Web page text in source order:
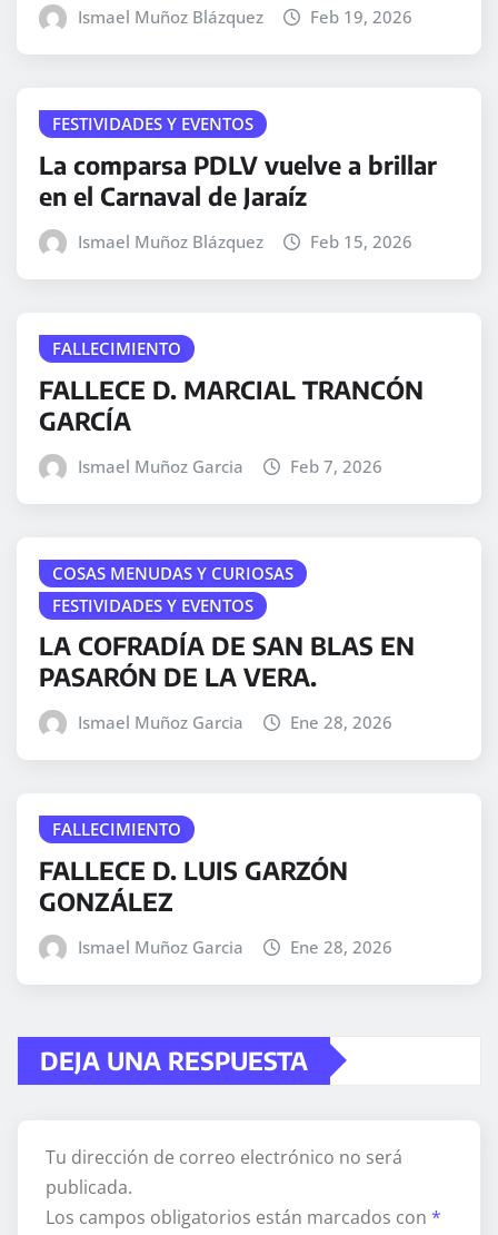
Ismael Muñoz Blázquez Feb 19, 2026
FESTIVIDADES Y EVENTOS
La comparsa PDLV vuelve a brillar
en el Carnaval de Jaraíz
Ismael Muñoz Blázquez Feb 15, 2026
FALLECIMIENTO
FALLECE D. MARCIAL TRANCÓN
GARCÍA
Ismael Muñoz Garcia Feb 7, 2026
COSAS MENUDAS Y CURIOSAS
FESTIVIDADES Y EVENTOS
LA COFRADÍA DE SAN BLAS EN
PASARÓN DE LA VERA.
Ismael Muñoz Garcia Ene 28, 2026
FALLECIMIENTO
FALLECE D. LUIS GARZÓN
GONZÁLEZ
Ismael Muñoz Garcia Ene 28, 2026
DEJA UNA RESPUESTA
Tu dirección de correo electrónico no será
publicada.
Los campos obligatorios están marcados con *